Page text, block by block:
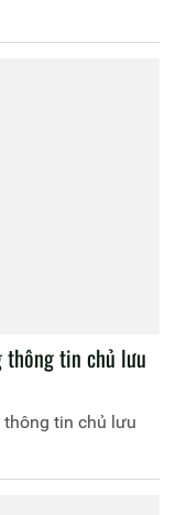
thông tin chủ lưu
tin chủ lưu